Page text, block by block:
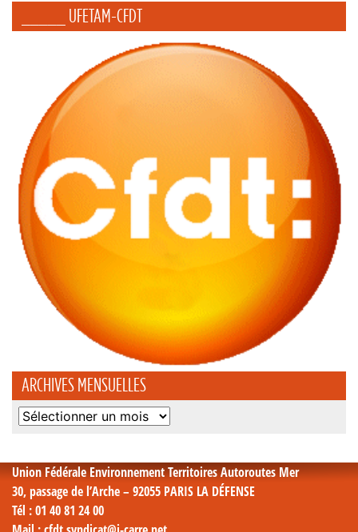
_____ UFETAM-CFDT
ARCHIVES MENSUELLES
Archives
Union Fédérale Environnement Territoires Autoroutes Mer
30, passage de l’Arche – 92055 PARIS LA DÉFENSE
Tél : 01 40 81 24 00